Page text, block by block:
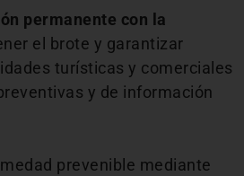
permanente con la
el brote y garantizar
turísticas y comerciales
y de información
prevenible mediante